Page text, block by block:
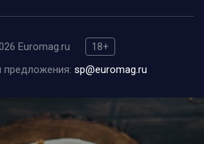
Euromag.ru
18+
предложения: sp@euromag.ru